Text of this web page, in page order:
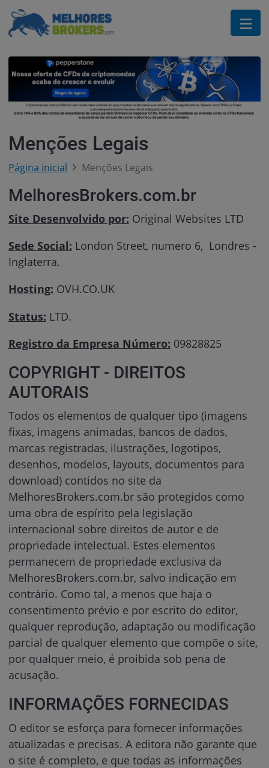
Menções Legais
Página inicial Menções Legais
MelhoresBrokers.com.br
Site Desenvolvido por: Original Websites LTD
Sede Social: London Street, numero 6, Londres -
Inglaterra.
Hosting: OVH.CO.UK
Status: LTD.
Registro da Empresa Número: 09828825
COPYRIGHT - DIREITOS
AUTORAIS
Todos os elementos de qualquer tipo (imagens
fixas, imagens animadas, bancos de dados,
marcas registradas, ilustrações, logotipos,
desenhos, modelos, layouts, documentos para
download) contidos no site da
MelhoresBrokers.com.br são protegidos como
uma obra de espírito pela legislação
internacional sobre direitos de autor e de
propriedade intelectual. Estes elementos
permanecem de propriedade exclusiva da
MelhoresBrokers.com.br, salvo indicação em
contrário. Como tal, a menos que haja o
consentimento prévio e por escrito do editor,
qualquer reprodução, adaptação ou modificação
parcial de qualquer elemento que compõe o site,
por qualquer meio, é proibida sob pena de
acusação.
INFORMAÇÕES FORNECIDAS
O editor se esforça para fornecer informações
atualizadas e precisas. A editora não garante que
o site é completo, e que todas as informações